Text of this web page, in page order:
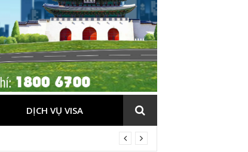
DỊCH VỤ VISA